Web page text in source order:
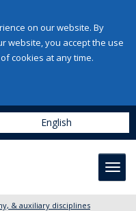
on our website. By
website, you accept the use
cookies at any time.
English
& auxiliary disciplines